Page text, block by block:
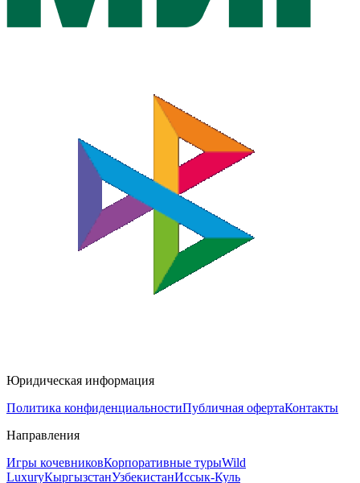
Юридическая информация
Политика конфиденциальностиПубличная офертаКонтакты
Направления
Игры кочевниковКорпоративные турыWild
LuxuryКыргызстанУзбекистанИссык-Куль